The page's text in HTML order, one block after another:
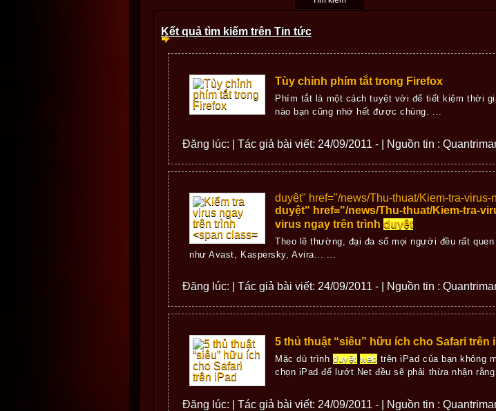
Kết quả tìm kiếm trên Tin tức
Tùy chỉnh phím tắt trong Firefox
Phím tắt là một cách tuyệt vời để tiết kiệm thời
nào bạn cũng nhớ hết được chúng. ...
Đăng lúc: | Tác giả bài viết: 24/09/2011 - | Nguồn tin :
duyệt" href="/news/Thu-thuat/Kiem-tra-
duyệt" href="/news/Thu-thuat/Kiem-tra-
virus ngay trên trình duyệt
Theo lẽ thường, đại đa số mọi người đều rất
như Avast, Kaspersky, Avira... ...
Đăng lúc: | Tác giả bài viết: 24/09/2011 - | Nguồn tin :
5 thủ thuật “siêu” hữu ích cho Safari trên
Mặc dù trìnhduyệt web trên iPad của bạn không
chọn iPad để lướt Net đều sẽ phải thừa nhận
Đăng lúc: | Tác giả bài viết: 24/09/2011 - | Nguồn tin :